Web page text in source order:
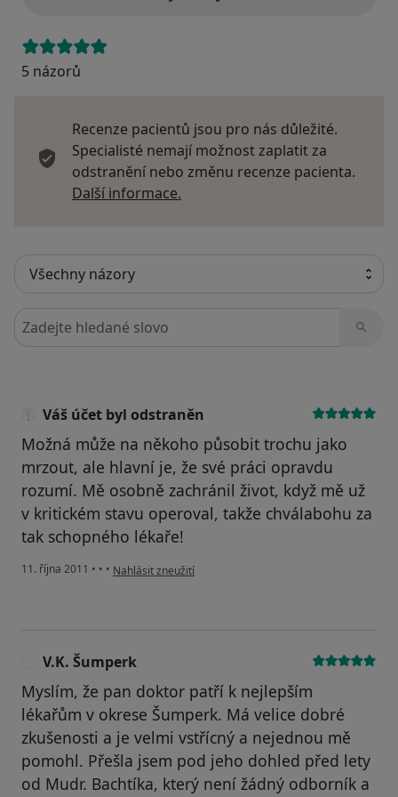
5 názorů
Recenze pacientů jsou pro nás důležité.
Specialisté nemají možnost zaplatit za
odstranění nebo změnu recenze pacienta.
Další informace.
Hledejte v názorech
Váš účet byl odstraněn
Možná může na někoho působit trochu jako
mrzout, ale hlavní je, že své práci opravdu
rozumí. Mě osobně zachránil život, když mě už
v kritickém stavu operoval, takže chválabohu za
tak schopného lékaře!
11. října 2011 • • • podle názoru uživatele Váš účet byl odstraněn
Nahlásit zneužití
V.K. Šumperk
Myslím, že pan doktor patří k nejlepším
lékařům v okrese Šumperk. Má velice dobré
zkušenosti a je velmi vstřícný a nejednou mě
pomohl. Přešla jsem pod jeho dohled před lety
od Mudr. Bachtíka, který není žádný odborník a